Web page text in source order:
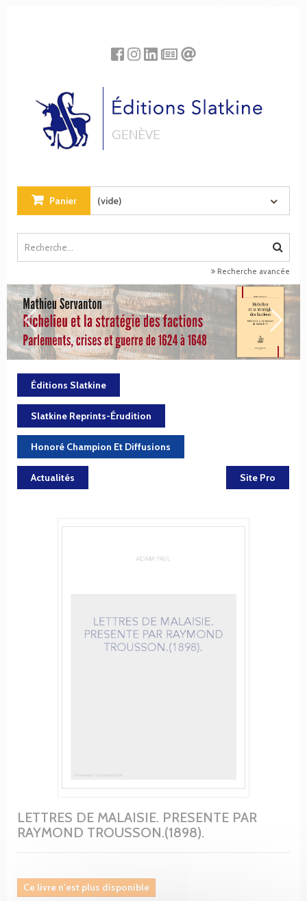
Panier (vide)
Recherche avancée
Éditions Slatkine
Slatkine Reprints-Érudition
Honoré Champion Et Diffusions
Actualités Site Pro
LETTRES DE MALAISIE. PRESENTE PAR
RAYMOND TROUSSON.(1898).
Ce livre n'est plus disponible